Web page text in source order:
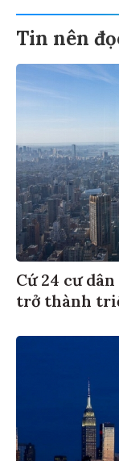
Tin nên
Cứ 24 cư
trở thành